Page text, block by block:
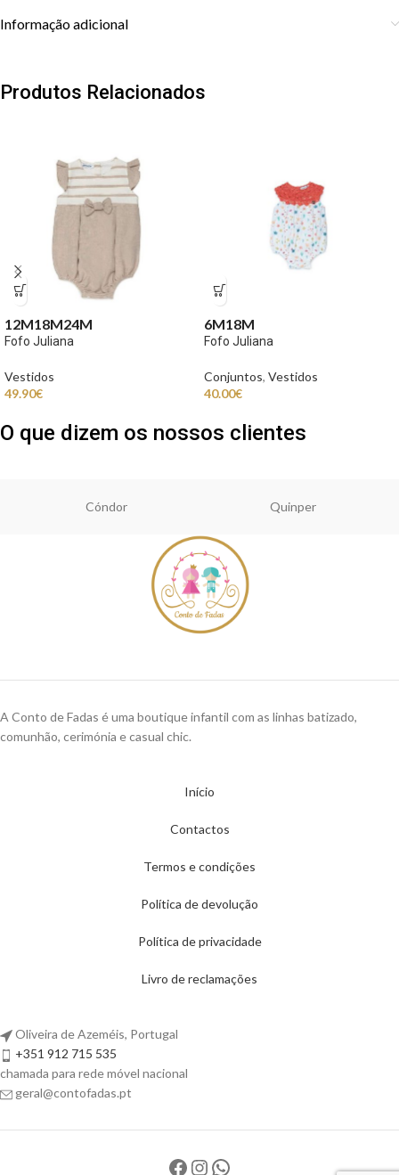
Informação adicional
Produtos Relacionados
12M18M24M
Fofo Juliana
Vestidos
49.90€
6M18M
Fofo Juliana
Conjuntos, Vestidos
40.00€
O que dizem os nossos clientes
Cóndor Quinper
A Conto de Fadas é uma boutique infantil com as linhas batizado,
comunhão, cerimónia e casual chic.
Início
Contactos
Termos e condições
Política de devolução
Política de privacidade
Livro de reclamações
Oliveira de Azeméis, Portugal
+351 912 715 535
chamada para rede móvel nacional
geral@contofadas.pt